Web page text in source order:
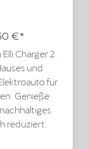
€*
Charger 2.
und
für
Genieße
reduziert.